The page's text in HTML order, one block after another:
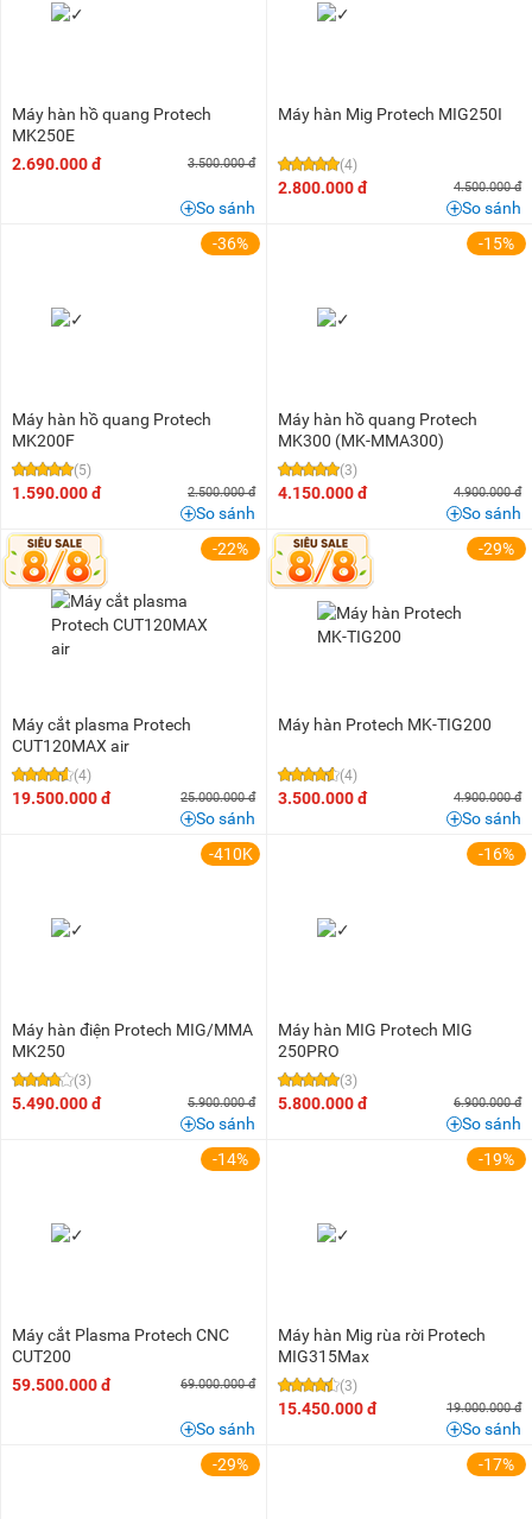
Máy hàn hồ quang Protech
MK250E
2.690.000 đ
3.500.000 đ
So sánh
Máy hàn Mig Protech MIG250I
(4)
2.800.000 đ 4.500.000 đ
So sánh
-36%
Máy hàn hồ quang Protech
MK200F
(5)
1.590.000 đ 2.500.000 đ
So sánh
-15%
Máy hàn hồ quang Protech
MK300 (MK-MMA300)
(3)
4.150.000 đ 4.900.000 đ
So sánh
-22%
Máy cắt plasma Protech
CUT120MAX air
(4)
19.500.000 đ 25.000.000 đ
So sánh
-29%
Máy hàn Protech MK-TIG200
(4)
3.500.000 đ 4.900.000 đ
So sánh
-410K
Máy hàn điện Protech MIG/MMA
MK250
(3)
5.490.000 đ 5.900.000 đ
So sánh
-16%
Máy hàn MIG Protech MIG
250PRO
(3)
5.800.000 đ 6.900.000 đ
So sánh
-14%
Máy cắt Plasma Protech CNC
CUT200
59.500.000 đ
69.000.000 đ
So sánh
-19%
Máy hàn Mig rùa rời Protech
MIG315Max
(3)
15.450.000 đ 19.000.000 đ
So sánh
-29%
-17%